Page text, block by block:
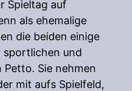
Spieltag auf
als ehemalige
die beiden einige
sportlichen und
Sie nehmen
mit aufs Spielfeld,